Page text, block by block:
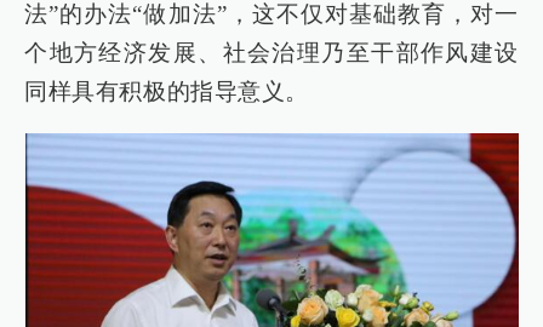
法”的办法“做加法”，这不仅对基础教育，对一
个地方经济发展、社会治理乃至干部作风建设
同样具有积极的指导意义。